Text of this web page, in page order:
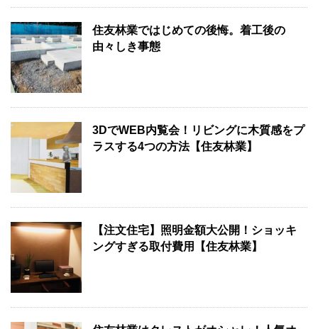
住友林業ではじめての後悔。着工後の
由々しき事態
3DでWEB内覧会！リビングに木質感をプ
ラスする4つの方法【住友林業】
【注文住宅】照明金額大公開！ショッキ
ングすぎる取付費用【住友林業】